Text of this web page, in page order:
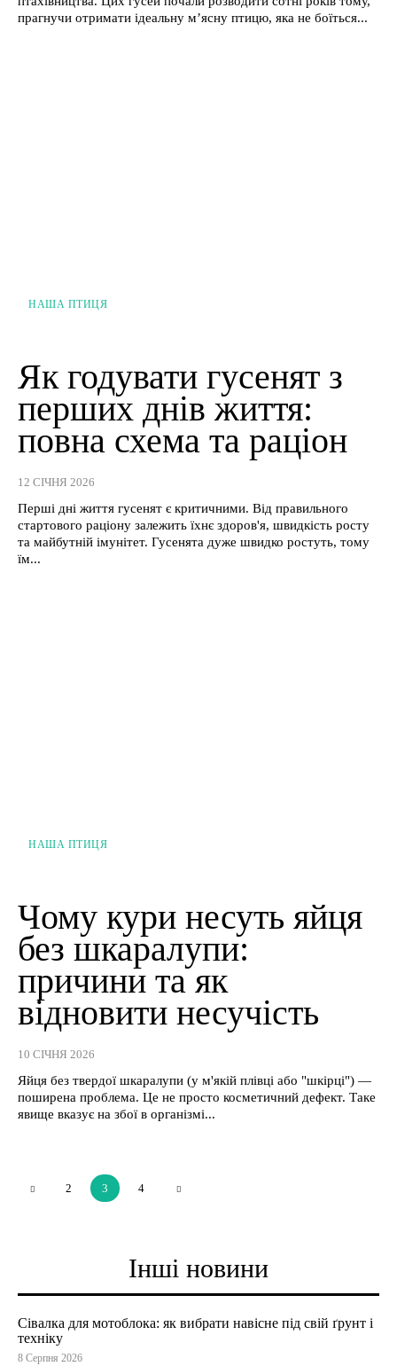
прагнучи отримати ідеальну м’ясну птицю, яка не боїться...
НАША ПТИЦЯ
Як годувати гусенят з
перших днів життя:
повна схема та раціон
12 СІЧНЯ 2026
Перші дні життя гусенят є критичними. Від правильного
стартового раціону залежить їхнє здоров'я, швидкість росту
та майбутній імунітет. Гусенята дуже швидко ростуть, тому
їм...
НАША ПТИЦЯ
Чому кури несуть яйця
без шкаралупи:
причини та як
відновити несучість
10 СІЧНЯ 2026
Яйця без твердої шкаралупи (у м'якій плівці або "шкірці") —
поширена проблема. Це не просто косметичний дефект. Таке
явище вказує на збої в організмі...
2 3 4
Інші новини
Сівалка для мотоблока: як вибрати навісне під свій ґрунт і
техніку
8 Серпня 2026